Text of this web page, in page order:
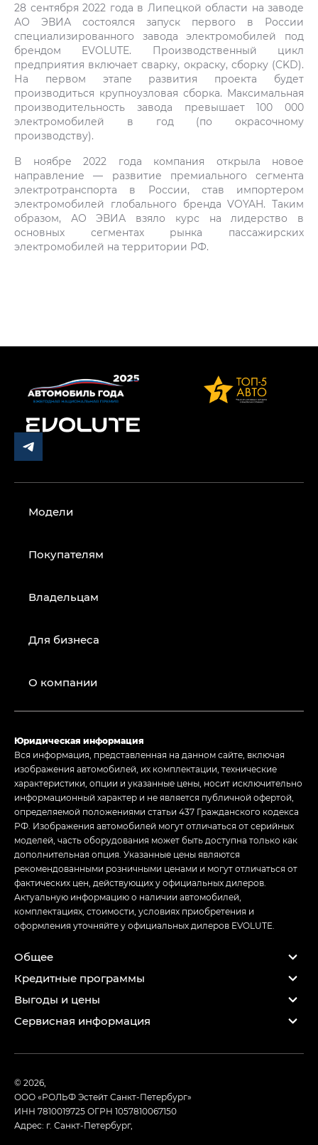
28 сентября 2022 года в Липецкой области на заводе
АО ЭВИА состоялся запуск первого в России
специализированного завода электромобилей под
брендом EVOLUTE. Производственный цикл
предприятия включает сварку, окраску, сборку (CKD).
На первом этапе развития проекта будет
производиться крупноузловая сборка. Максимальная
производительность завода превышает 100 000
электромобилей в год (по окрасочному
производству).
В ноябре 2022 года компания открыла новое
направление — развитие премиального сегмента
электротранспорта в России, став импортером
электромобилей глобального бренда VOYAH. Таким
образом, АО ЭВИА взяло курс на лидерство в
основных сегментах рынка пассажирских
электромобилей на территории РФ.
Модели
Покупателям
Владельцам
Для бизнеса
О компании
Юридическая информация
Вся информация, представленная на данном сайте, включая
изображения автомобилей, их комплектации, технические
характеристики, опции и указанные цены, носит исключительно
информационный характер и не является публичной офертой,
определяемой положениями статьи 437 Гражданского кодекса
РФ. Изображения автомобилей могут отличаться от серийных
моделей, часть оборудования может быть доступна только как
дополнительная опция. Указанные цены являются
рекомендованными розничными ценами и могут отличаться от
фактических цен, действующих у официальных дилеров.
Актуальную информацию о наличии автомобилей,
комплектациях, стоимости, условиях приобретения и
оформления уточняйте у официальных дилеров EVOLUTE.
Общее
Кредитные программы
Выгоды и цены
Сервисная информация
© 2026,
ООО «РОЛЬФ Эстейт Санкт-Петербург»
ИНН 7810019725ОГРН 1057810067150
Адрес: г. Санкт-Петербург,